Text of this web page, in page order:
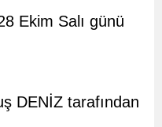
Ekim Salı günü
DENİZ tarafından